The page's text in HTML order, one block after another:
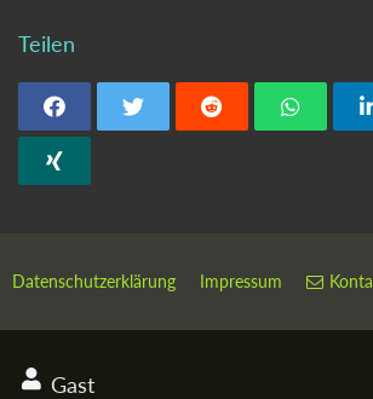
Teilen
Datenschutzerklärung Impressum
Gast